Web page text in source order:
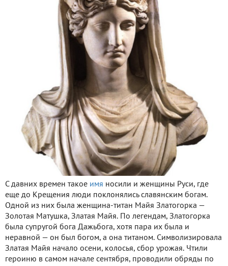
С давних времен такое имя носили и женщины Руси, где
еще до Крещения люди поклонялись славянским богам.
Одной из них была женщина-титан Майя Златогорка —
Золотая Матушка, Златая Майя. По легендам, Златогорка
была супругой бога Дажьбога, хотя пара их была и
неравной — он был богом, а она титаном. Символизировала
Златая Майя начало осени, колосья, сбор урожая. Чтили
героиню в самом начале сентября, проводили обряды по